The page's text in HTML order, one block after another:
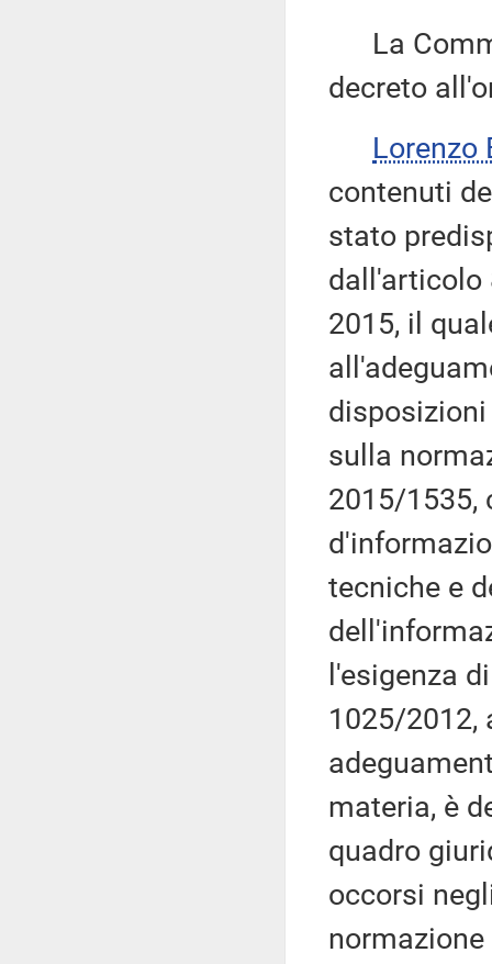
La
decreto
Lorenzo
contenuti
stato
dall'articolo
2015, il
sulla
2015/1535,
tecniche e
l'esigenza
1025/2012,
materia, è
quadro
occorsi